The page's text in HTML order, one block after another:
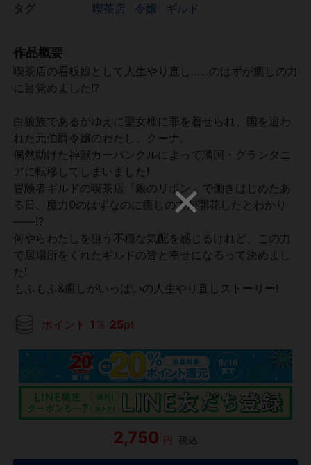
喫茶店 令嬢 ギルド
作品概要
喫茶店の看板娘として人生やり直し……のはずが癒しの力
に目覚めました!?
白狼族であるがゆえに聖女様に罪を着せられ、国を追わ
れた元伯爵令嬢のわたし、クーナ。
偶然助けた神獣カーバンクルによって隣国・グランタニ
アに転移してしまいました!
冒険者ギルドの喫茶店『銀のリボン』で働きはじめたあ
る日、魔力0のはずなのに癒しの力が開花したとわかり
――!?
何やらわたしを狙う不穏な気配を感じるけれど、この力
で居場所をくれたギルドの皆と幸せになるって決めまし
た!
もふもふ&癒しがいっぱいの人生やり直しストーリー!
ポイント 1 ％ 25pt
2,750 円 税込